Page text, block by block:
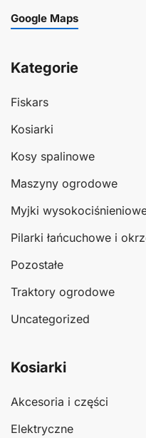
Google Maps
Kategorie
Fiskars
Kosiarki
Kosy spalinowe
Maszyny ogrodowe
Myjki
Pilarki łańcuchowe i
Pozostałe
Traktory ogrodowe
Uncategorized
Kosiarki
Akcesoria i części
Elektryczne